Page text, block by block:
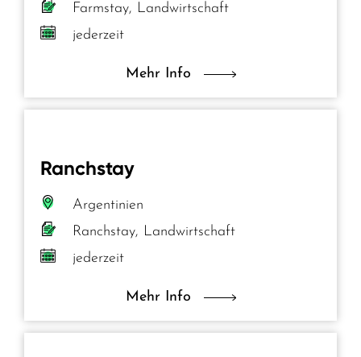
Farmstay, Landwirtschaft
jederzeit
Mehr Info
Ranchstay
Argentinien
Ranchstay, Landwirtschaft
jederzeit
Mehr Info